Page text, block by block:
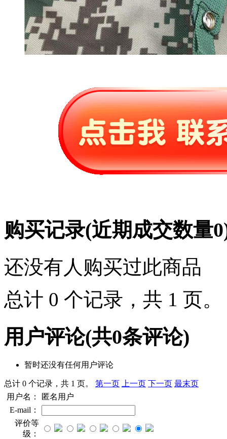
购买记录(近期成交数量0
还没有人购买过此商品
总计 0 个记录，共 1 页。
用户评论(共0条评论)
暂时还没有任何用户评论
总计 0 个记录，共 1 页。 第一页 上一页 下一页 最末页
用户名：
匿名用户
E-mail：
评价等
级：